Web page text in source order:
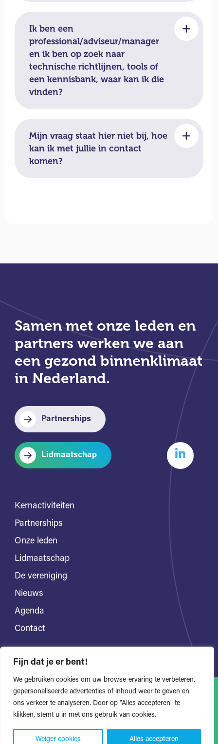
Fijn dat je er bent!
We gebruiken cookies om uw browse-ervaring te verbeteren,
gepersonaliseerde advertenties of inhoud weer te geven en
ons verkeer te analyseren. Door op "Alles accepteren" te
klikken, stemt u in met ons gebruik van cookies.
Weiger cookies Alles accepteren
Ik ben een
professional/adviseur/manager
en ik ben op zoek naar
technische richtlijnen, tools of
een kennisbank, waar kan ik die
vinden?
Mijn vraag staat hier niet bij, hoe
kan ik met jullie in contact
komen?
Samen met onze leden en
partners werken we aan
een gezond binnenklimaat
in Nederland.
Partnerships
Lidmaatschap
Kernactiviteiten
Partnerships
Onze leden
Lidmaatschap
De vereniging
Nieuws
Agenda
Contact